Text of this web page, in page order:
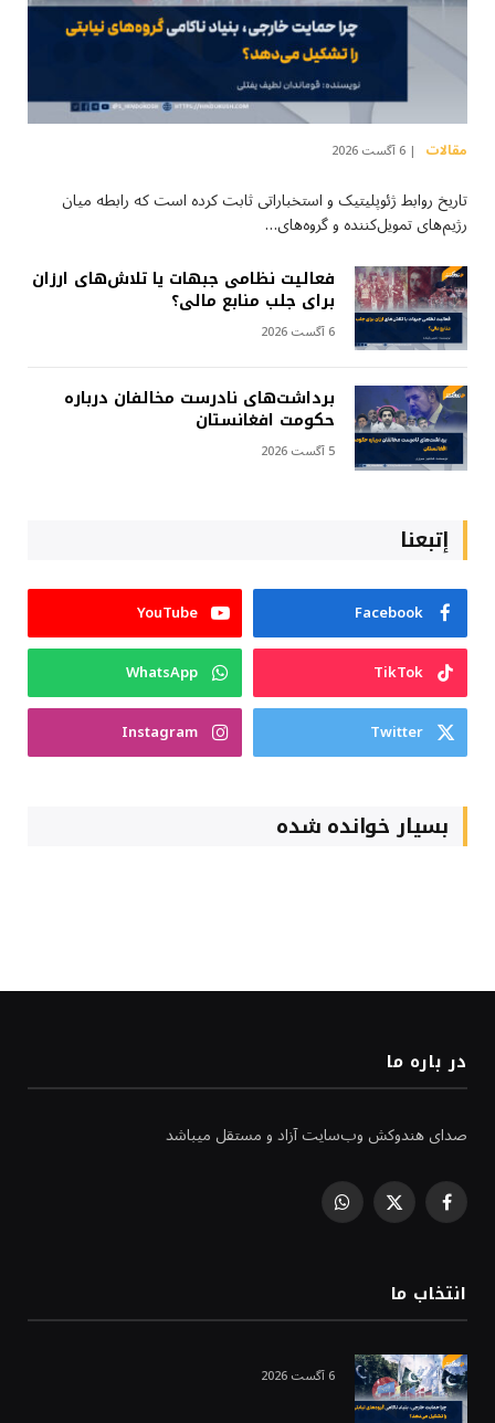
مقالات 6 آگست 2026
تاریخ روابط ژئوپلیتیک و استخباراتی ثابت کرده است که رابطه میان
رژیم‌های تمویل‌کننده و گروه‌های…
فعالیت نظامی جبهات یا تلاش‌های ارزان
برای جلب منابع مالی؟
6 آگست 2026
برداشت‌های نادرست مخالفان درباره
حکومت افغانستان
5 آگست 2026
إتبعنا
Facebook
YouTube
TikTok
WhatsApp
Twitter
Instagram
بسیار خوانده شده
در باره ما
صدای هندوکش وب‌سایت آزاد و مستقل میباشد
Facebook
X
WhatsApp
انتخاب ما
6 آگست 2026